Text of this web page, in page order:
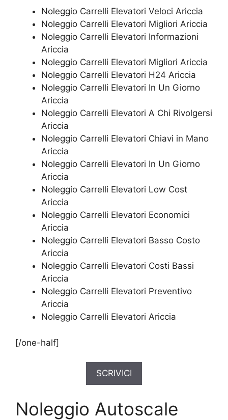
Noleggio Carrelli Elevatori Veloci Ariccia
Noleggio Carrelli Elevatori Migliori Ariccia
Noleggio Carrelli Elevatori Informazioni
Ariccia
Noleggio Carrelli Elevatori Migliori Ariccia
Noleggio Carrelli Elevatori H24 Ariccia
Noleggio Carrelli Elevatori In Un Giorno
Ariccia
Noleggio Carrelli Elevatori A Chi Rivolgersi
Ariccia
Noleggio Carrelli Elevatori Chiavi in Mano
Ariccia
Noleggio Carrelli Elevatori In Un Giorno
Ariccia
Noleggio Carrelli Elevatori Low Cost
Ariccia
Noleggio Carrelli Elevatori Economici
Ariccia
Noleggio Carrelli Elevatori Basso Costo
Ariccia
Noleggio Carrelli Elevatori Costi Bassi
Ariccia
Noleggio Carrelli Elevatori Preventivo
Ariccia
Noleggio Carrelli Elevatori Ariccia
[/one-half]
SCRIVICI
Noleggio Autoscale